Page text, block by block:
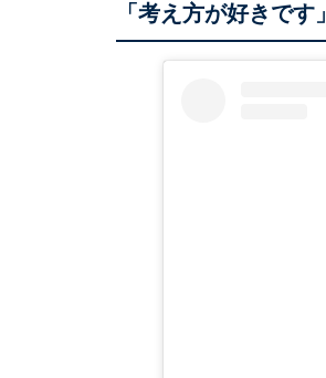
「考え方が好きです」